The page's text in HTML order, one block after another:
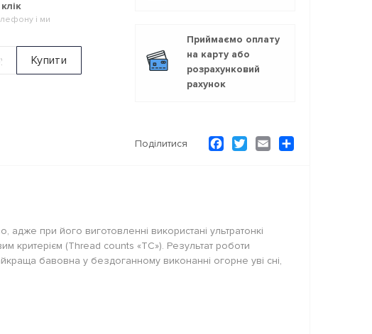
і ми
Купити
Приймаємо оплату
на карту або
розрахунковий
рахунок
Поділитися Facebook
TwitterEmail
при його виготовленні використані ультратонкі
критерієм (Thread counts «TC»). Результат роботи
бавовна у бездоганному виконанні огорне уві сні,